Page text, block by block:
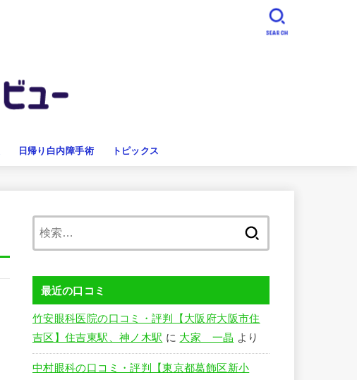
日帰り白内障手術 トピックス
SEARCH
最近の口コミ
竹安眼科医院の口コミ・評判【大阪府大阪市住
吉区】住吉東駅、神ノ木駅 に 大家 一晶 より
中村眼科の口コミ・評判【東京都葛飾区新小